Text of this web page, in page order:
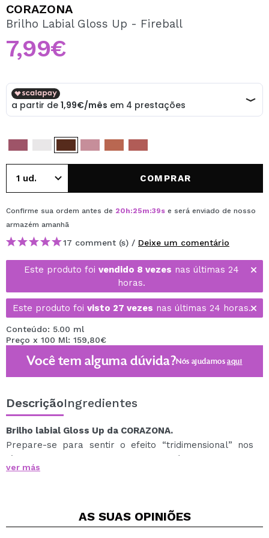
Ao criar uma conta no Maquibeauty.pt pode fazer as suas
compras rapidamente, verificar o estado das suas
encomendas e consultar as suas operações anteriores.
CORAZONA
Brilho Labial Gloss Up - Fireball
7,99€
COMPRAR
Confirme sua ordem antes de 20h:25m:39s e será enviado de nosso
armazém amanhã
17 comment (s) / Deixe um comentário
Este produto foi vendido 8 vezes nas últimas 24
horas.
Este produto foi visto 27 vezes nas últimas 24 horas.
Conteúdo: 5.00 ml
Preço x 100 Ml: 159,80€
Você tem alguma dúvida?Nós ajudamosaqui
DescriçãoIngredientes
Brilho labial Gloss Up da CORAZONA.
Prepare-se para sentir o efeito “tridimensional” nos
lábios. Gloss Up vem em 6 tons incríveis para deixar
seus lábios os mais brilhantes do planeta.
emolientes, incluindo óleo de amêndoa.
ver más
AS SUAS OPINIÕES